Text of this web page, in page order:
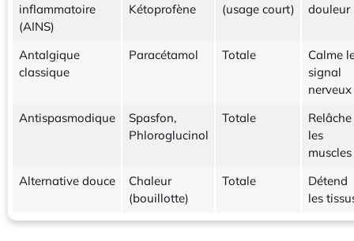
inflammatoire
(AINS)
Kétoprofène
(usage court)
douleur
Antalgique
classique
Paracétamol Totale
Calme
signal
nerveux
Antispasmodique
Spasfon,
Phloroglucinol
Totale
Relâche
les
muscles
Alternative douce
Chaleur
(bouillotte)
Totale
Détend
les